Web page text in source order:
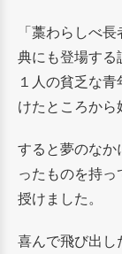
「藁わらしべ
典にも登場する
１人の貧乏な
けたところから
すると夢のな
ったものを持
授けました。
喜んで飛び出